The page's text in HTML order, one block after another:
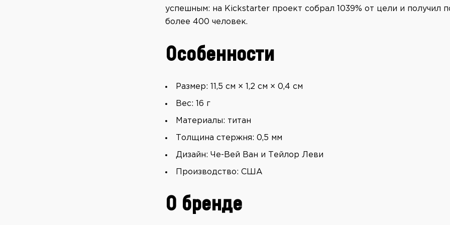
успешным: на Kickstarter проект собрал 1039% от цели и получил
более 400 человек.
Особенности
Размер: 11,5 см × 1,2 см × 0,4 см
Вес: 16 г
Материалы: титан
Толщина стержня: 0,5 мм
Дизайн: Че-Вей Ван и Тейлор Леви
Производство: США
О бренде